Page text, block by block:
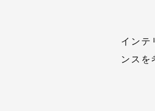
インテ
ンスを